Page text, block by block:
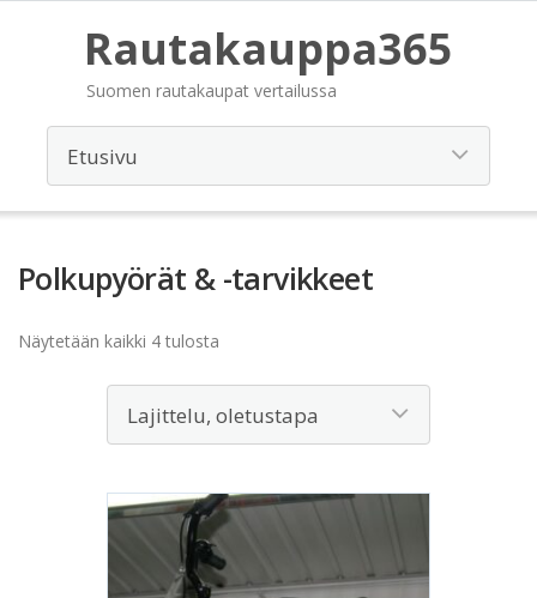
Rautakauppa365
Suomen rautakaupat vertailussa
Polkupyörät & -tarvikkeet
Näytetään kaikki 4 tulosta